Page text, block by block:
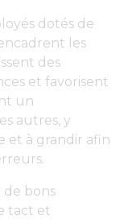
dotés de
les
des
et favorisent
un
autres, y
et à grandir afin
de bons
tact et